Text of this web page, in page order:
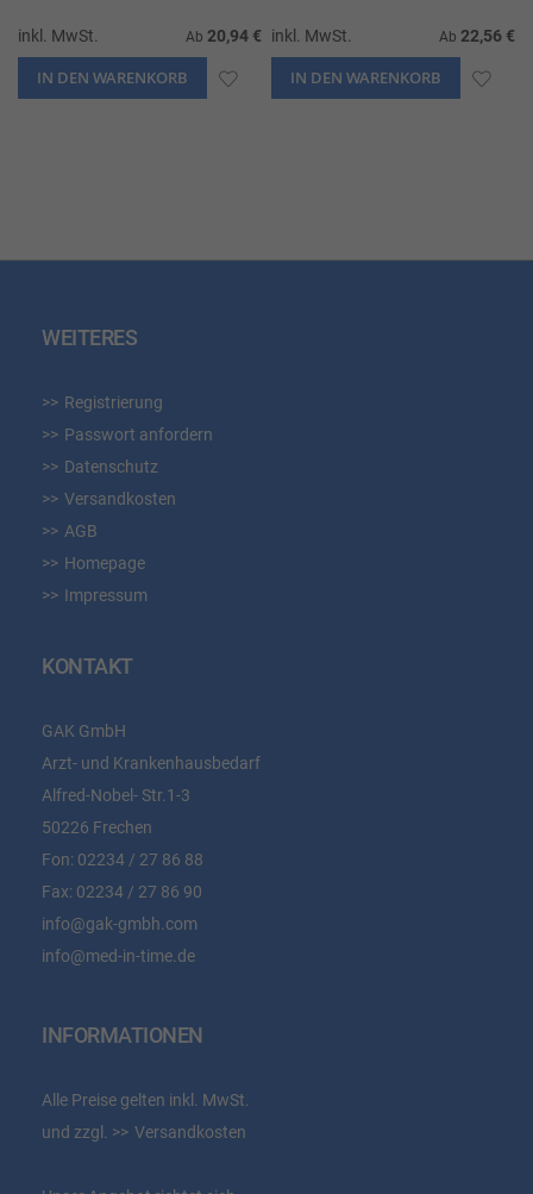
inkl. MwSt. Ab 20,94 €
IN DEN WARENKORB ZUR
inkl. MwSt. Ab 22,56 €
IN DEN WARENKORB ZUR
WEITERES
Registrierung
Passwort anfordern
Datenschutz
Versandkosten
AGB
Homepage
Impressum
KONTAKT
GAK GmbH
Arzt- und Krankenhausbedarf
Alfred-Nobel- Str.1-3
50226 Frechen
Fon: 02234 / 27 86 88
Fax: 02234 / 27 86 90
info@gak-gmbh.com
info@med-in-time.de
INFORMATIONEN
Alle Preise gelten inkl. MwSt.
und zzgl.
Versandkosten